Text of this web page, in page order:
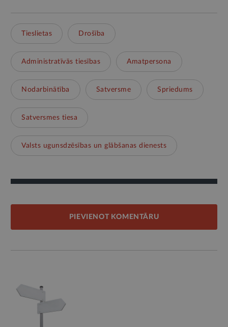
Tieslietas Drošība
Administratīvās tiesības Amatpersona
Nodarbinātība Satversme Spriedums
Satversmes tiesa
Valsts ugunsdzēsības un glābšanas dienests
PIEVIENOT KOMENTĀRU